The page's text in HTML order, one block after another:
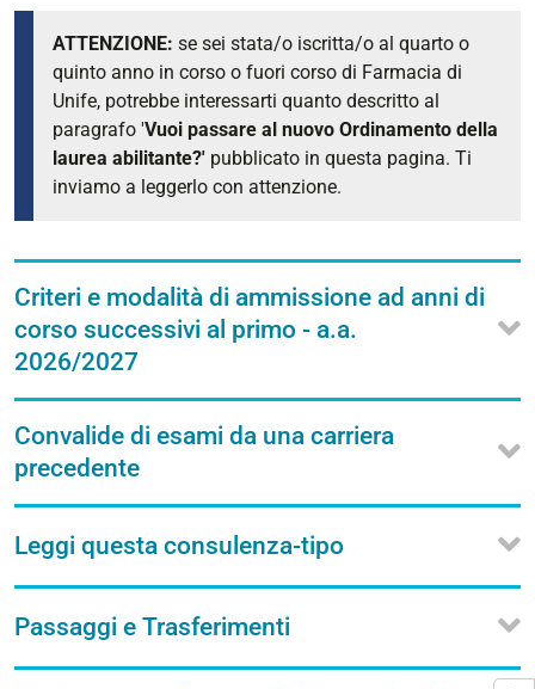
ATTENZIONE: se sei stata/o iscritta/o al quarto o
quinto anno in corso o fuori corso di Farmacia di
Unife, potrebbe interessarti quanto descritto al
paragrafo 'Vuoi passare al nuovo Ordinamento della
laurea abilitante?' pubblicato in questa pagina. Ti
inviamo a leggerlo con attenzione.
Criteri e modalità di ammissione ad anni di
corso successivi al primo - a.a.
2026/2027
Convalide di esami da una carriera
precedente
Leggi questa consulenza-tipo
Passaggi e Trasferimenti